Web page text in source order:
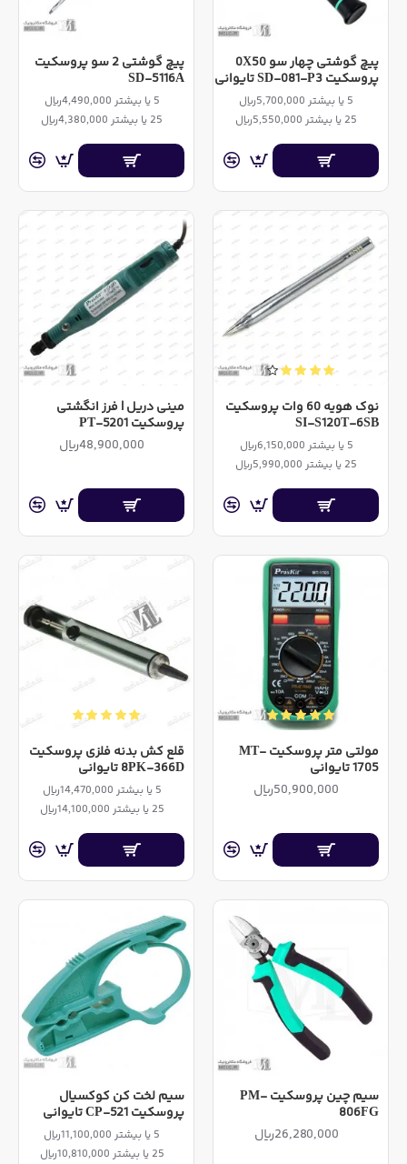
پیچ گوشتی چهار سو 0X50
پروسکیت SD-081-P3 تایوانی
5 یا بیشتر 5,700,000ریال
25 یا بیشتر 5,550,000ریال
پیچ گوشتی 2 سو پروسکیت
SD-5116A
5 یا بیشتر 4,490,000ریال
25 یا بیشتر 4,380,000ریال
نوک هویه 60 وات پروسکیت
SI-S120T-6SB
5 یا بیشتر 6,150,000ریال
25 یا بیشتر 5,990,000ریال
مینی دریل | فرز انگشتی
پروسکیت PT-5201
48,900,000ریال
مولتی متر پروسکیت MT-
1705 تایوانی
50,900,000ریال
قلع کش بدنه فلزی پروسکیت
8PK-366D تایوانی
5 یا بیشتر 14,470,000ریال
25 یا بیشتر 14,100,000ریال
سیم چین پروسکیت PM-
806FG
26,280,000ریال
سیم لخت کن کوکسیال
پروسکیت CP-521 تایوانی
5 یا بیشتر 11,100,000ریال
25 یا بیشتر 10,810,000ریال